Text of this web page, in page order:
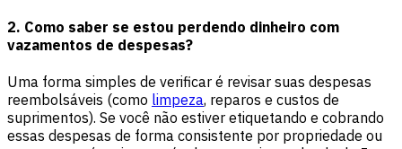
2. Como saber se estou perdendo dinheiro com
vazamentos de despesas?
Uma forma simples de verificar é revisar suas despesas
reembolsáveis (como limpeza, reparos e custos de
suprimentos). Se você não estiver etiquetando e cobrando
essas despesas de forma consistente por propriedade ou